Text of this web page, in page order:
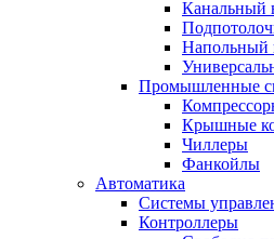
Канальный
Напольный
Промышленные
Крышные
Чиллеры
Фанкойлы
Автоматика
Системы
Контроллеры